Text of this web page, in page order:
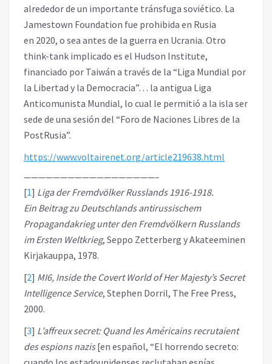
alrededor de un importante tránsfuga soviético. La
Jamestown Foundation fue prohibida en Rusia
en 2020, o sea antes de la guerra en Ucrania. Otro
think-tank implicado es el Hudson Institute,
financiado por Taiwán a través de la “Liga Mundial por
la Libertad y la Democracia”… la antigua Liga
Anticomunista Mundial, lo cual le permitió a la isla ser
sede de una sesión del “Foro de Naciones Libres de la
PostRusia”.
https://www.voltairenet.org/article219638.html
——————————————————–
[1] Liga der Fremdvölker Russlands 1916-1918.
Ein Beitrag zu Deutschlands antirussischem
Propagandakrieg unter den Fremdvölkern Russlands
im Ersten Weltkrieg, Seppo Zetterberg y Akateeminen
Kirjakauppa, 1978.
[2] MI6, Inside the Covert World of Her Majesty’s Secret
Intelligence Service, Stephen Dorril, The Free Press,
2000.
[3] L’affreux secret: Quand les Américains recrutaient
des espions nazis[en español, “El horrendo secreto: